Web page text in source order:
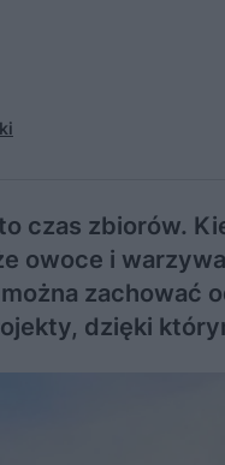
czas zbiorów.
owoce i
zachować
dzięki